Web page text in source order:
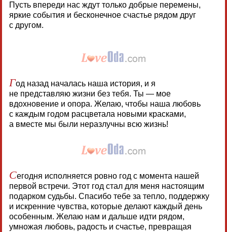
Пусть впереди нас ждут только добрые перемены,
яркие события и бесконечное счастье рядом друг
с другом.
Год назад началась наша история, и я
не представляю жизни без тебя. Ты — мое
вдохновение и опора. Желаю, чтобы наша любовь
с каждым годом расцветала новыми красками,
а вместе мы были неразлучны всю жизнь!
Сегодня исполняется ровно год с момента нашей
первой встречи. Этот год стал для меня настоящим
подарком судьбы. Спасибо тебе за тепло, поддержку
и искренние чувства, которые делают каждый день
особенным. Желаю нам и дальше идти рядом,
умножая любовь, радость и счастье, превращая